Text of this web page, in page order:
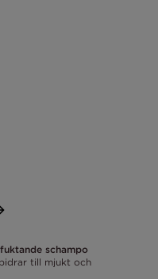
schampo
till mjukt och